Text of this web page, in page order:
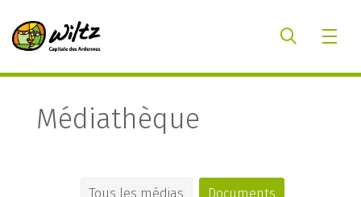
Médiathèque
Tous les médias Documents